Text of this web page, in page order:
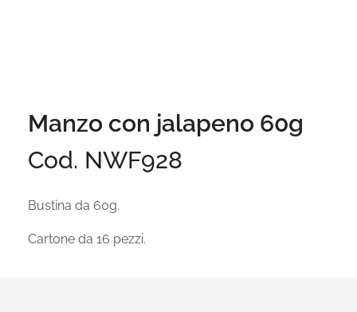
Manzo con jalapeno 60g
Cod. NWF928
Bustina da 60g.
Cartone da 16 pezzi.